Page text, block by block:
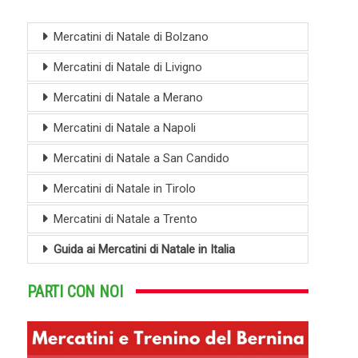
Mercatini di Natale di Bolzano
Mercatini di Natale di Livigno
Mercatini di Natale a Merano
Mercatini di Natale a Napoli
Mercatini di Natale a San Candido
Mercatini di Natale in Tirolo
Mercatini di Natale a Trento
Guida ai Mercatini di Natale in Italia
PARTI CON NOI